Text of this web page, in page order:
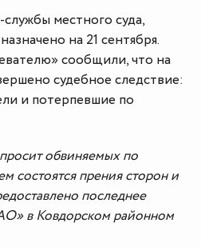
местного суда,
на 21 сентября.
сообщили, что на
судебное следствие:
и потерпевшие по
обвиняемых по
состоятся прения сторон и
последнее
в Ковдорском районном